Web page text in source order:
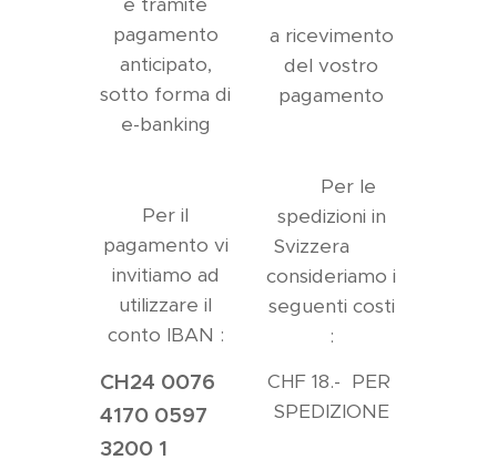
pagamento
anticipato,
sotto forma di
e-banking
Per il
pagamento vi
invitiamo ad
utilizzare il
conto IBAN :
CH24 0076
4170 0597
3200 1
a ricevimento
del vostro
pagamento
Per le
spedizioni in
Svizzera
consideriamo i
seguenti costi
:
CHF 18.- PER
SPEDIZIONE